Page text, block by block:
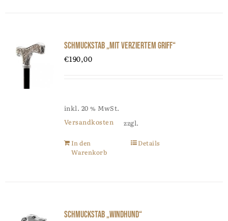
Schmuckstab „mit verziertem Griff“
€190,00
inkl. 20 % MwSt.
zzgl.
Versandkosten
In den
Warenkorb
Details
Schmuckstab „Windhund“